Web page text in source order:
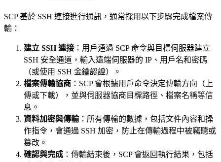
SCP 基於 SSH 連接進行通訊，通常採用以下步驟完成檔案傳
輸：
建立 SSH 連接 ：用戶通過 SCP 命令與目標伺服器建立
SSH 安全通道，輸入遠端伺服器的 IP、用戶名和密碼
（或使用 SSH 金鑰認證）。
檔案傳輸協商 ：SCP 會根據用戶命令決定傳輸方向（上
傳或下載），並與伺服器協商目標路徑、檔案名稱等信
息。
資料加密與傳輸：所有傳輸的數據，包括文件內容和操
作指令，會通過 SSH 加密，防止在傳輸過程中被竊聽或
篡改。
確認與完成 ：傳輸結束後，SCP 會返回執行結果，包括